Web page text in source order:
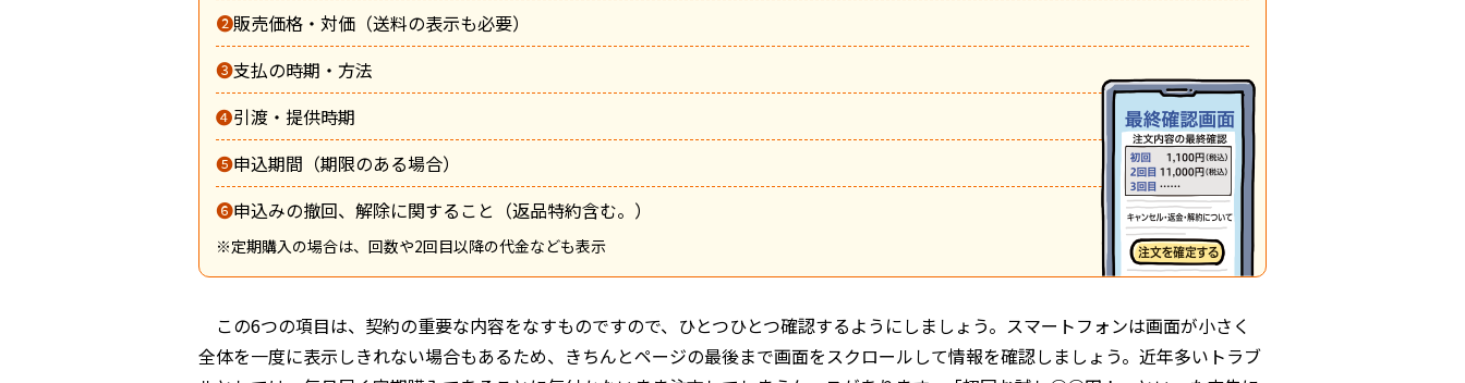
❷販売価格・対価（送料の表示も必要）
❸支払の時期・方法
❹引渡・提供時期
❺申込期間（期限のある場合）
❻申込みの撤回、解除に関すること（返品特約含む。）
※定期購入の場合は、回数や2回目以降の代金なども表示
この6つの項目は、契約の重要な内容をなすものですので、ひとつひとつ確認するようにしましょう。スマートフォンは画面が小さく
全体を一度に表示しきれない場合もあるため、きちんとページの最後まで画面をスクロールして情報を確認しましょう。近年多いトラブ